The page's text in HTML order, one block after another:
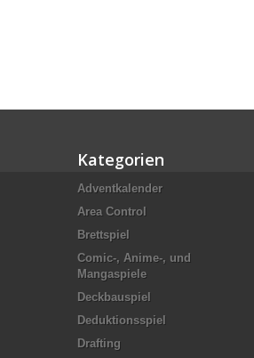
Kategorien
Adventkalender
Area Control
Brettspiel
Comic-, Anime-, und
Mangaspiele
Deckbauspiel
Deduktionsspiel
Drafting